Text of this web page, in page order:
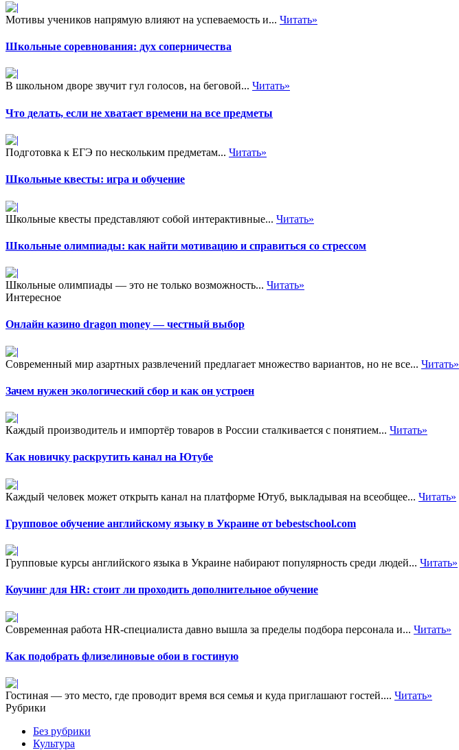
Мотивы учеников напрямую влияют на успеваемость и... Читать»
Школьные соревнования: дух соперничества
В школьном дворе звучит гул голосов, на беговой... Читать»
Что делать, если не хватает времени на все предметы
Подготовка к ЕГЭ по нескольким предметам... Читать»
Школьные квесты: игра и обучение
Школьные квесты представляют собой интерактивные... Читать»
Школьные олимпиады: как найти мотивацию и справиться со стрессом
Школьные олимпиады — это не только возможность... Читать»
Интересное
Онлайн казино dragon money — честный выбор
Современный мир азартных развлечений предлагает множество вариантов, но не все... Читать»
Зачем нужен экологический сбор и как он устроен
Каждый производитель и импортёр товаров в России сталкивается с понятием... Читать»
Как новичку раскрутить канал на Ютубе
Каждый человек может открыть канал на платформе Ютуб, выкладывая на всеобщее... Читать»
Групповое обучение английскому языку в Украине от bebestschool.com
Групповые курсы английского языка в Украине набирают популярность среди людей... Читать»
Коучинг для HR: стоит ли проходить дополнительное обучение
Современная работа HR-специалиста давно вышла за пределы подбора персонала и... Читать»
Как подобрать флизелиновые обои в гостиную
Гостиная — это место, где проводит время вся семья и куда приглашают гостей.... Читать»
Рубрики
Без рубрики
Культура